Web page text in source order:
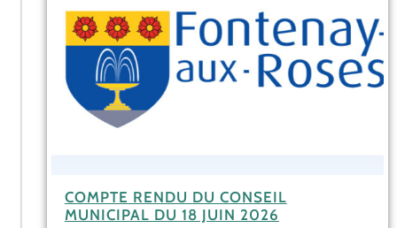
COMPTE RENDU DU CONSEIL
MUNICIPAL DU 18 JUIN 2026